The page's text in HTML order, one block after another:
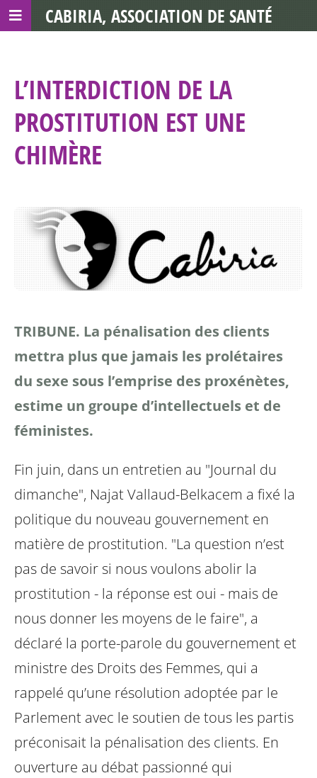
L’INTERDICTION DE LA
PROSTITUTION EST UNE
CHIMÈRE
TRIBUNE. La pénalisation des clients
mettra plus que jamais les prolétaires
du sexe sous l’emprise des proxénètes,
estime un groupe d’intellectuels et de
féministes.
Fin juin, dans un entretien au "Journal du
dimanche", Najat Vallaud-Belkacem a fixé la
politique du nouveau gouvernement en
matière de prostitution. "La question n’est
pas de savoir si nous voulons abolir la
prostitution - la réponse est oui - mais de
nous donner les moyens de le faire", a
déclaré la porte-parole du gouvernement et
ministre des Droits des Femmes, qui a
rappelé qu’une résolution adoptée par le
Parlement avec le soutien de tous les partis
préconisait la pénalisation des clients. En
ouverture au débat passionné qui
CABIRIA, ASSOCIATION DE SANTÉ